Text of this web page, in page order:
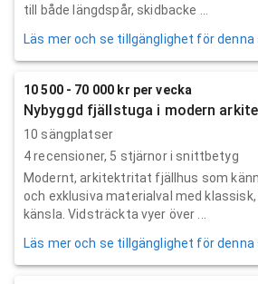
till både längdspår, skidbacke ...
Läs mer och se tillgänglighet för
10 500 - 70 000 kr per vecka
Nybyggd fjällstuga i modern
10 sängplatser
4recensioner, 5 stjärnor i snittbetyg
Modernt, arkitektritat fjällhus som
och exklusiva materialval med
känsla. Vidsträckta vyer över ...
Läs mer och se tillgänglighet för